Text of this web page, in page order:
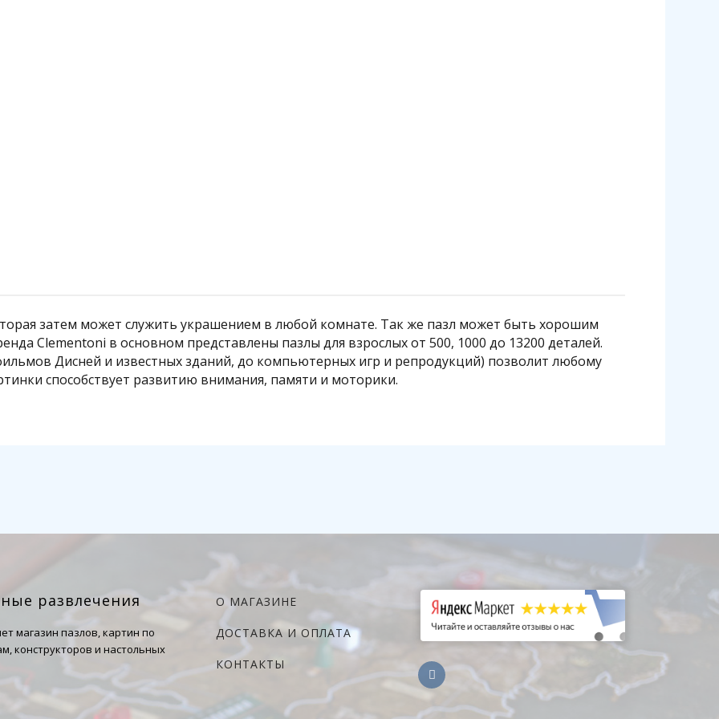
затем может служить украшением в любой комнате. Так же пазл может быть хорошим
Clementoni в основном представлены пазлы для взрослых от 500, 1000 до 13200 деталей.
Дисней и известных зданий, до компьютерных игр и репродукций) позволит любому
способствует развитию внимания, памяти и моторики.
развлечения
магазин пазлов, картин по
конструкторов и настольных
О МАГАЗИНЕ
ДОСТАВКА И ОПЛАТА
КОНТАКТЫ